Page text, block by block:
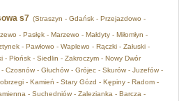
s7 (Straszyn - Gdańsk - Przejazdowo -
- Pasłęk - Marzewo - Małdyty - Miłomłyn -
- Pawłowo - Waplewo - Rączki - Załuski -
- Płońsk - Siedlin - Zakroczym - Nowy Dwór
Czosnów - Głuchów - Grójec - Skurów - Juzefów -
- Kamień - Stary Gózd - Kępiny - Radom -
- Suchedniów - Zalezianka - Barcza -